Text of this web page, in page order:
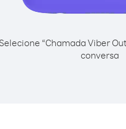
Selecione “Chamada Viber
conversa